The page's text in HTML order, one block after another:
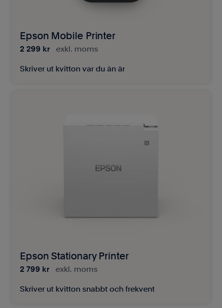
Epson Mobile Printer
2 299 kr exkl. moms
Skriver ut kvitton var du än är
Epson Stationary Printer
2 799 kr exkl. moms
Skriver ut kvitton snabbt och frekvent